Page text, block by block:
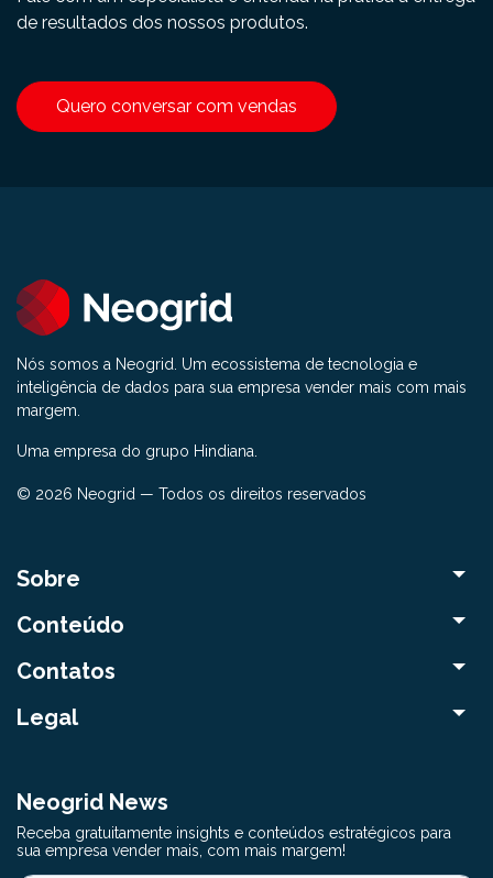
de resultados dos nossos produtos.
Quero conversar com vendas
Nós somos a Neogrid. Um ecossistema de tecnologia e
inteligência de dados para sua empresa vender mais com mais
margem.
Uma empresa do grupo Hindiana.
© 2026 Neogrid — Todos os direitos reservados
Sobre
Conteúdo
Contatos
Legal
Neogrid News